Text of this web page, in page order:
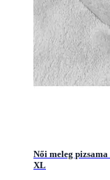
Női meleg
XL